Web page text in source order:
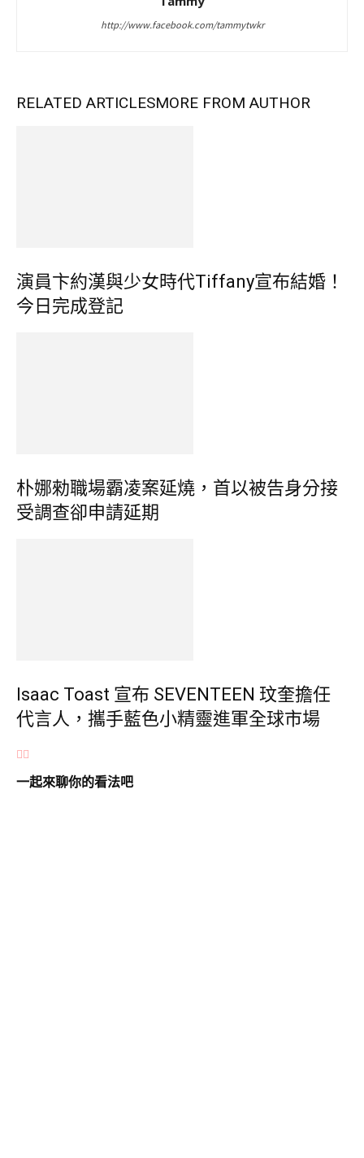
http://www.facebook.com/tammytwkr
RELATED ARTICLESMORE FROM AUTHOR
演員卞約漢與少女時代Tiffany宣布結婚！
今日完成登記
朴娜勑職場霸凌案延燒，首以被告身分接
受調查卻申請延期
Isaac Toast 宣布 SEVENTEEN 玟奎擔任
代言人，攜手藍色小精靈進軍全球市場
一起來聊你的看法吧